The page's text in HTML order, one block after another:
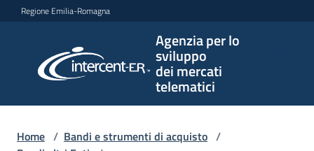
Vai al contenuto
Vai alla navigazione
Vai al footer
Regione Emilia-Romagna
Agenzia per lo
sviluppo
dei mercati
telematici
per lo
sviluppo
telematici
Home / Bandi e strumenti di acquisto /